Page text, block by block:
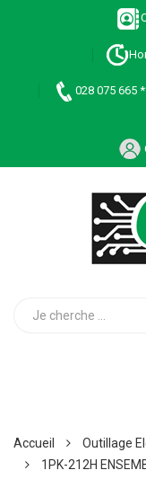
028 075 665
Accueil Outillage
1PK-212H